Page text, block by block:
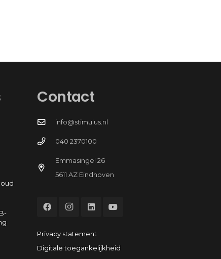
Contact
info@stimulus.nl
040 2370100
Emmasingel 26
5611 AZ Eindhoven
Privacy statement
Digitale toegankelijkheid